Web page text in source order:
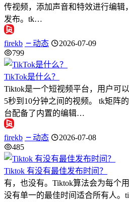
传视频，添加声音和特效进行编辑
发布。tk…
firekb 动态
2026-07-09
799
TikTok是什么？
Tiktok是一个短视频平台，用户可
5秒到10分钟之间的视频。 tk矩阵
台配备了内置的编辑…
firekb 动态
2026-07-08
485
Tiktok 有没有最佳发布时间？
有，也没有。Tiktok算法会为每个
没有单一的最佳时间适合所有人。